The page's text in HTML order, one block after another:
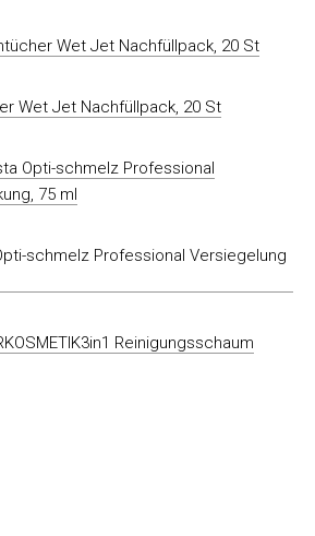
Wet Jet Nachfüllpack, 20 St
Opti-schmelz Professional
75 ml
Reinigungsschaum